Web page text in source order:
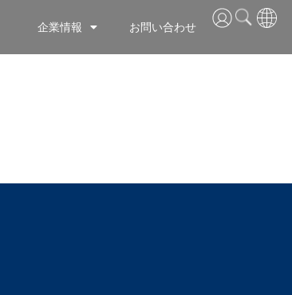
企業情報 お問い合わせ